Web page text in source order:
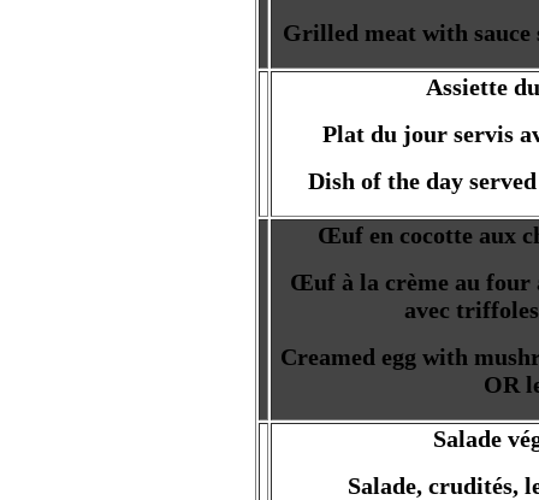
Grilled meat with sauce
Assiette
Plat du jour servis
Dish of the day
Œuf en cocotte aux
Œuf à la crème au four
avec
Creamed egg with
OR
Salade
Salade, crudités,